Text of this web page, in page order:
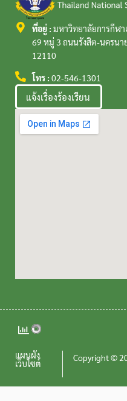
ที่อยู่ : มหาวิทยาลัยการกีฬา
69 หมู่ 3 ถนนรังสิต-นครน
12110
โทร : 02-546-1301
แจ้งเรื่องร้องเรียน
แผนผัง
เว็บไซต์
Copyright ©